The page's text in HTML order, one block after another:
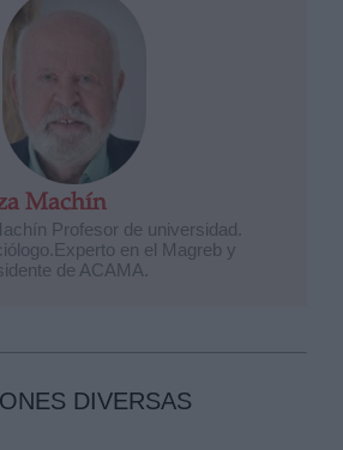
Machín
Profesor de universidad.
en el Magreb y
de ACAMA.
DIVERSAS